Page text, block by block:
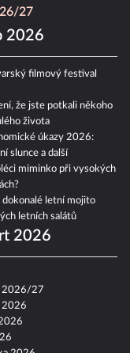
27
2026
filmový festival
že jste potkali někoho
života
úkazy 2026:
slunce a další
miminko při vysokých
dokonalé letní mojito
letních salátů
2026
2026/27
2026
2026